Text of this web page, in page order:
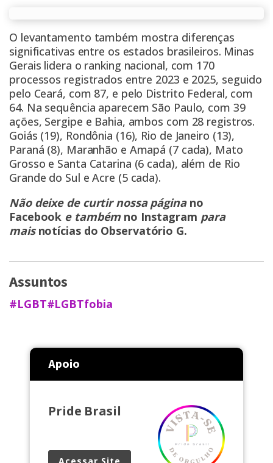
O levantamento também mostra diferenças
significativas entre os estados brasileiros. Minas
Gerais lidera o ranking nacional, com 170
processos registrados entre 2023 e 2025, seguido
pelo Ceará, com 87, e pelo Distrito Federal, com
64. Na sequência aparecem São Paulo, com 39
ações, Sergipe e Bahia, ambos com 28 registros.
Goiás (19), Rondônia (16), Rio de Janeiro (13),
Paraná (8), Maranhão e Amapá (7 cada), Mato
Grosso e Santa Catarina (6 cada), além de Rio
Grande do Sul e Acre (5 cada).
Não deixe de curtir nossa página no
Facebook e também no Instagram para
mais notícias do Observatório G.
Assuntos
#LGBT#LGBTfobia
Apoio
Pride Brasil
Acessar Site